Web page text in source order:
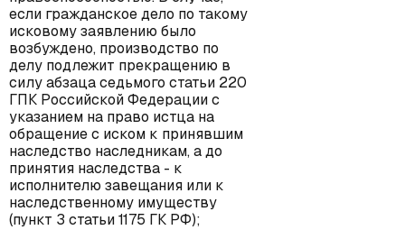
если гражданское дело по такому
исковому заявлению было
возбуждено, производство по
делу подлежит прекращению в
силу абзаца седьмого статьи 220
ГПК Российской Федерации с
указанием на право истца на
обращение с иском к принявшим
наследство наследникам, а до
принятия наследства - к
исполнителю завещания или к
наследственному имуществу
(пункт 3 статьи 1175 ГК РФ);